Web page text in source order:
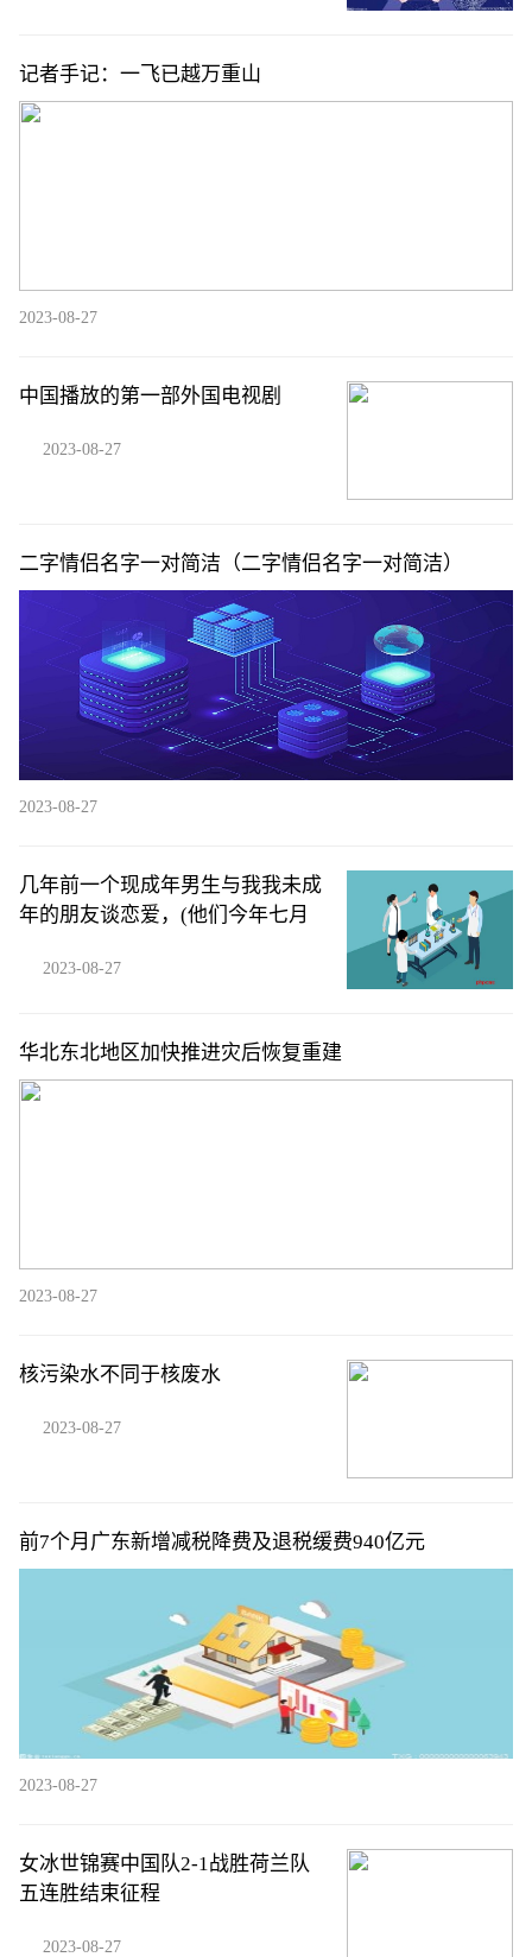
记者手记：一飞已越万重山
2023-08-27
中国播放的第一部外国电视剧
2023-08-27
二字情侣名字一对简洁（二字情侣名字一对简洁）
2023-08-27
几年前一个现成年男生与我我未成
年的朋友谈恋爱，(他们今年七月
2023-08-27
华北东北地区加快推进灾后恢复重建
2023-08-27
核污染水不同于核废水
2023-08-27
前7个月广东新增减税降费及退税缓费940亿元
2023-08-27
女冰世锦赛中国队2-1战胜荷兰队
五连胜结束征程
2023-08-27